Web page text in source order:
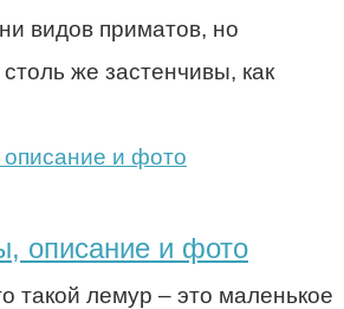
видов приматов, но
же застенчивы, как
описание и фото
такой лемур – это маленькое